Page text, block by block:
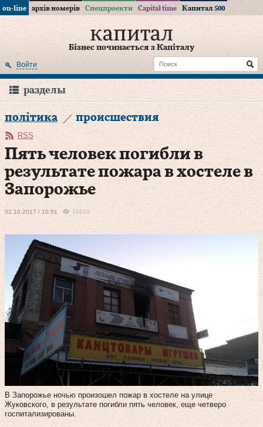
on-line архів номерів Спецпроекти Capital time Капитал 500
Бізнес починається з Капіталу
Войти
разделы
політика происшествия
RSS
Пять человек погибли в
результате пожара в хостеле в
Запорожье
02.10.2017 / 10:51 16610
В Запорожье ночью произошел пожар в хостеле на улице
Жуковского, в результате погибли пять человек, еще четверо
госпитализированы.